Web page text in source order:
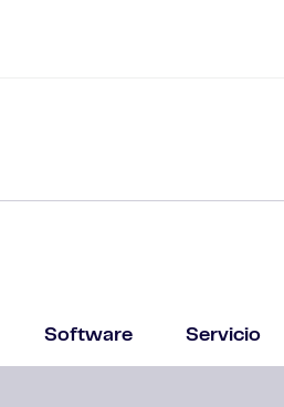
Software Servicio